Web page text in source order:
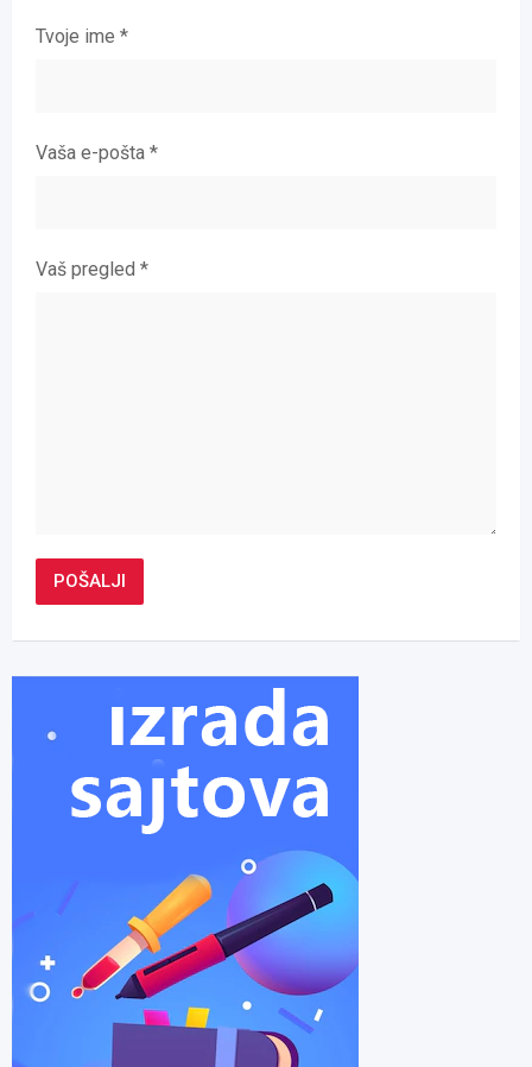
Tvoje ime *
Vaša e-pošta *
Vaš pregled *